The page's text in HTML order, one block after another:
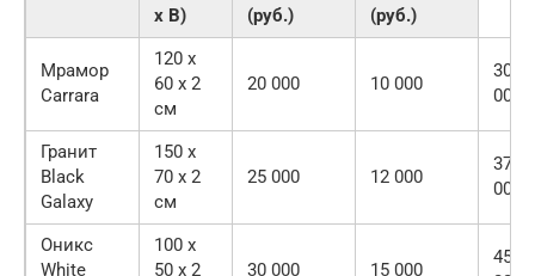
x В)
(руб.)
(руб.)
Мрамор
Carrara
120 x
60 x 2
см
20 000 10 000
30
000
Гранит
Black
Galaxy
150 x
70 x 2
см
25 000 12 000
37
000
Оникс
White
100 x
50 x 2
30 000 15 000
45